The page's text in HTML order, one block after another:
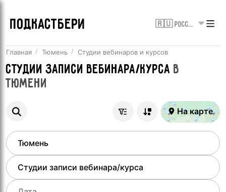
ПОДКАСТБЕРИ 🇷🇺 Россия
Главная Тюмень Студии вебинаров и курсов
Студии записи вебинара/курса в
Тюмени
На карте